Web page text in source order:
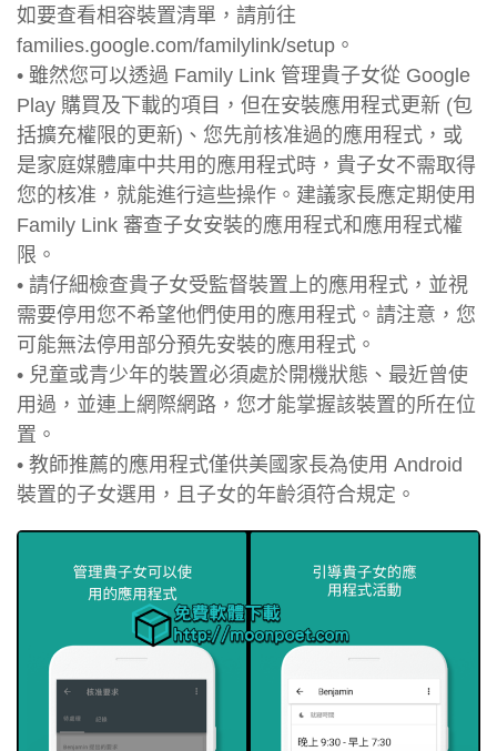
如要查看相容裝置清單，請前往
families.google.com/familylink/setup。
• 雖然您可以透過 Family Link 管理貴子女從 Google
Play 購買及下載的項目，但在安裝應用程式更新 (包
括擴充權限的更新)、您先前核准過的應用程式，或
是家庭媒體庫中共用的應用程式時，貴子女不需取得
您的核准，就能進行這些操作。建議家長應定期使用
Family Link 審查子女安裝的應用程式和應用程式權
限。
• 請仔細檢查貴子女受監督裝置上的應用程式，並視
需要停用您不希望他們使用的應用程式。請注意，您
可能無法停用部分預先安裝的應用程式。
• 兒童或青少年的裝置必須處於開機狀態、最近曾使
用過，並連上網際網路，您才能掌握該裝置的所在位
置。
• 教師推薦的應用程式僅供美國家長為使用 Android
裝置的子女選用，且子女的年齡須符合規定。